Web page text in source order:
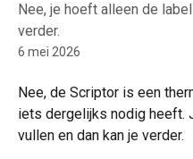
Nee, je hoeft alleen de
verder.
6 mei 2026
Nee, de Scriptor is een
iets dergelijks nodig heeft.
vullen en dan kan je verder.